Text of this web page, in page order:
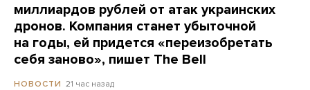
миллиардов рублей от атак украинских
дронов. Компания станет убыточной
на годы, ей придется «переизобретать
себя заново», пишет The Bell
НОВОСТИ 21 час назад